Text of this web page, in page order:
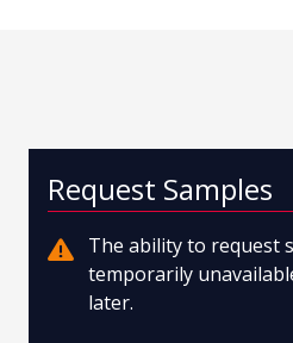
Request Samples
The ability to request
temporarily
later.